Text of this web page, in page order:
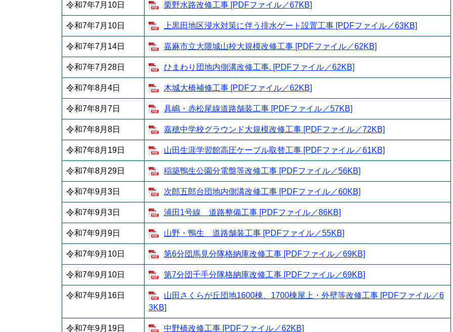
令和7年7月10日 栗野水路改修工事 [PDFファイル／67KB]
令和7年7月10日 上黒田地区浸水対策に伴う排水ゲート設置工事 [PDFファイル／63KB]
令和7年7月14日 嘉麻市立大隈城山校大規模改修工事 [PDFファイル／62KB]
令和7年7月28日 ひまわり団地内側溝改修工事. [PDFファイル／62KB]
令和7年8月4日 木城大橋補修工事 [PDFファイル／62KB]
令和7年8月7日 具嶋・赤松尾線道路舗装工事 [PDFファイル／57KB]
令和7年8月8日 嘉穂中学校グラウンド大規模改修工事 [PDFファイル／72KB]
令和7年8月19日 山田生涯学習館高圧ケーブル取替工事 [PDFファイル／61KB]
令和7年8月29日 稲築鴨生公園分電盤等改修工事 [PDFファイル／56KB]
令和7年9月3日 次郎五郎台団地内側溝改修工事 [PDFファイル／60KB]
令和7年9月3日 浦田1号線 道路整備工事 [PDFファイル／86KB]
令和7年9月9日 山野・鴨生 道路舗装工事 [PDFファイル／55KB]
令和7年9月10日 第6分団馬見分隊格納庫改修工事 [PDFファイル／69KB]
令和7年9月10日 第7分団千手分隊格納庫改修工事 [PDFファイル／69KB]
令和7年9月16日
山田さくらが丘団地1600棟、1700棟屋上・外壁等改修工事 [PDFファイル／6
3KB]
令和7年9月19日 中野橋改修工事 [PDFファイル／62KB]